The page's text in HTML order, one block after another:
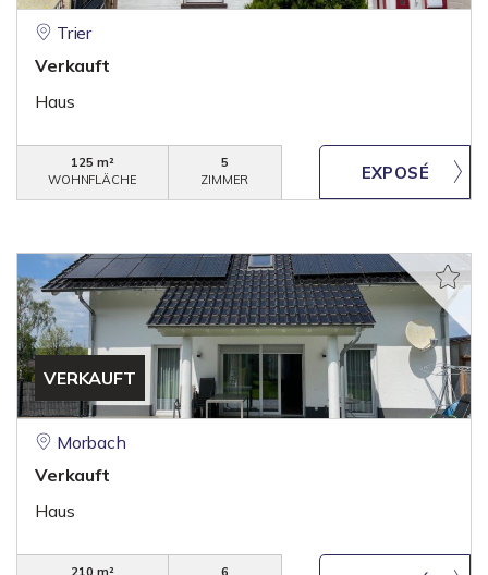
Trier
Verkauft
Haus
125 m²
WOHNFLÄCHE
5
ZIMMER
VERKAUFT
Morbach
Verkauft
Haus
210 m²
6